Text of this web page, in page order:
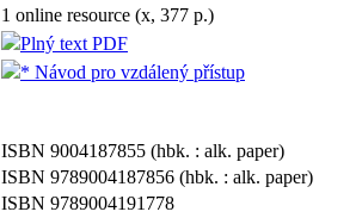
1 online resource (x, 377 p.)
Plný text PDF
* Návod pro vzdálený přístup
ISBN 9004187855 (hbk. : alk. paper)
ISBN 9789004187856 (hbk. : alk. paper)
ISBN 9789004191778